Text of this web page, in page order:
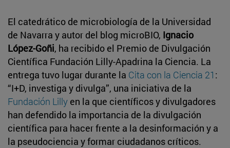
El catedrático de microbiología de la Universidad
de Navarra y autor del blog microBIO, Ignacio
López-Goñi, ha recibido el Premio de Divulgación
Científica Fundación Lilly-Apadrina la Ciencia. La
entrega tuvo lugar durante la Cita con la Ciencia 21 :
“I+D, investiga y divulga”, una iniciativa de la
Fundación Lilly en la que científicos y divulgadores
han defendido la importancia de la divulgación
científica para hacer frente a la desinformación y a
la pseudociencia y formar ciudadanos críticos.